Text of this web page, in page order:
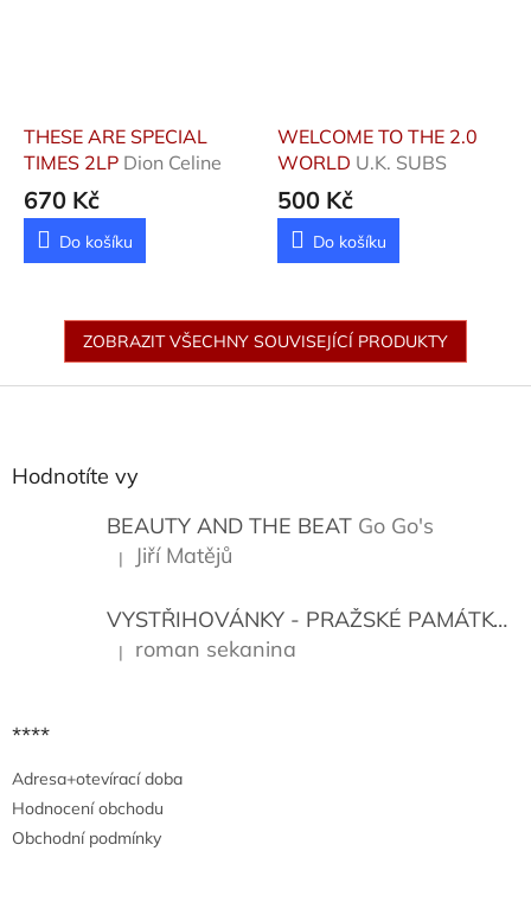
THESE ARE SPECIAL
TIMES 2LP Dion Celine
670 Kč
Do košíku
WELCOME TO THE 2.0
WORLD U.K. SUBS
500 Kč
Do košíku
ZOBRAZIT VŠECHNY SOUVISEJÍCÍ PRODUKTY
Hodnotíte vy
BEAUTY AND THE BEAT Go Go's
Hodnocení produktu je 5 z 5 hvězdiček.
| Jiří Matějů
VYSTŘIHOVÁNKY - PRAŽSKÉ PAMÁTKY
Hodnocení produktu je 5 z 5 hvězdiček.
| roman sekanina
****
Adresa+otevírací doba
Hodnocení obchodu
Obchodní podmínky